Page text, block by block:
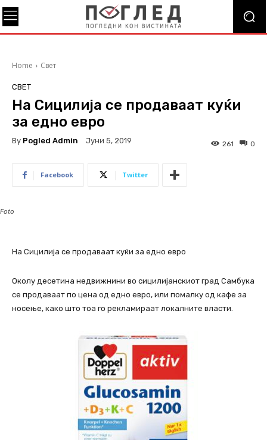
Home Свет
СВЕТ
На Сицилија се продаваат куќи
за едно евро
By Pogled Admin Јуни 5, 2019 0
261
Facebook Twitter
Foto
На Сицилија се продаваат куќи за едно евро
Околу десетина недвижнини во сицилијанскиот град Самбука
се продаваат по цена од едно евро, или помалку од кафе за
носење, како што тоа го рекламираат локалните власти.